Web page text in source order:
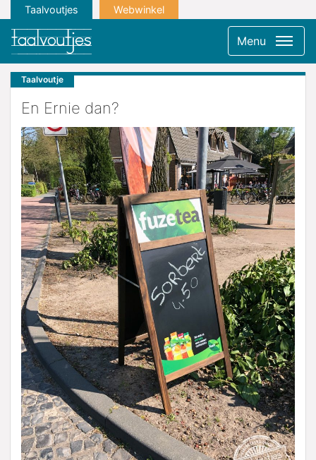
Taalvoutjes Webwinkel
Menu
Taalvoutje
En Ernie dan?